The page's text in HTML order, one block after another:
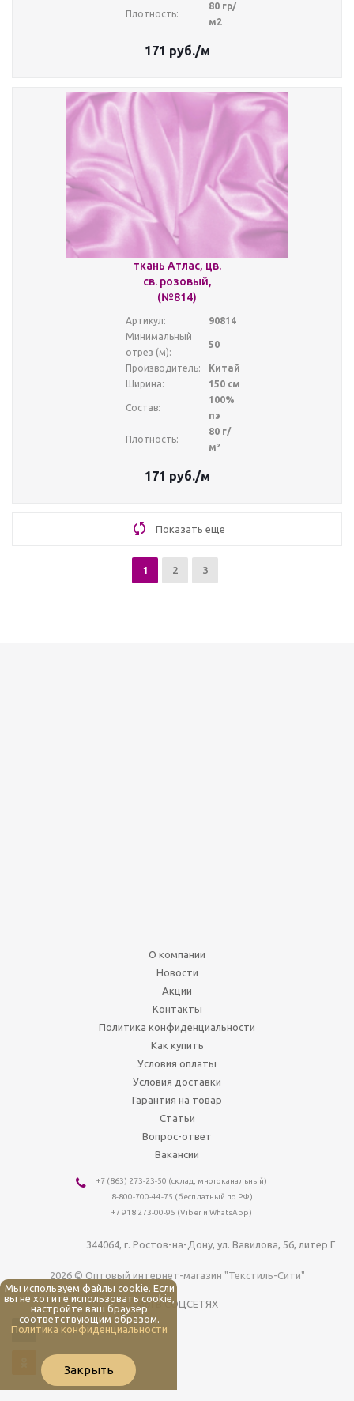
Плотность:
80 гр/
м2
171 руб./м
ткань Атлас, цв.
св. розовый,
(№814)
Артикул:
90814
Минимальный
отрез (м):
50
Производитель:
Китай
Ширина:
150 см
Состав:
100%
пэ
Плотность:
80 г/
м²
171 руб./м
Показать еще
1 2 3
О компании
Новости
Акции
Контакты
Политика конфиденциальности
Как купить
Условия оплаты
Условия доставки
Гарантия на товар
Статьи
Вопрос-ответ
Вакансии
+7 (863) 273-23-50 (склад, многоканальный)
8-800-700-44-75 (бесплатный по РФ)
+7 918 273-00-95 (Viber и WhatsApp)
344064, г. Ростов-на-Дону, ул. Вавилова, 56, литер Г
2026 © Оптовый интернет-магазин "Текстиль-Сити"
МЫ В СОЦСЕТЯХ
Мы используем файлы cookie. Если
вы не хотите использовать cookie,
настройте ваш браузер
соответствующим образом.
Политика конфиденциальности
Закрыть